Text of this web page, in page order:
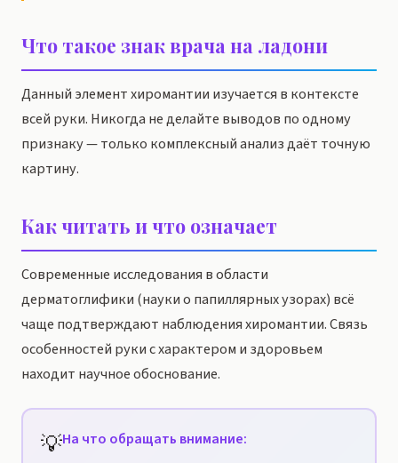
Что такое знак врача на ладони
Данный элемент хиромантии изучается в контексте
всей руки. Никогда не делайте выводов по одному
признаку — только комплексный анализ даёт точную
картину.
Как читать и что означает
Современные исследования в области
дерматоглифики (науки о папиллярных узорах) всё
чаще подтверждают наблюдения хиромантии. Связь
особенностей руки с характером и здоровьем
находит научное обоснование.
💡На что обращать внимание: